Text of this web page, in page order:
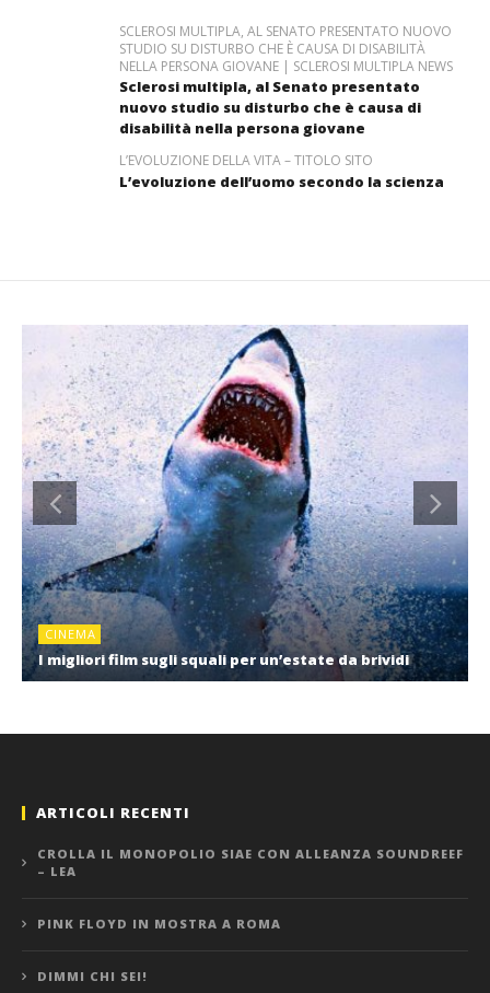
SCLEROSI MULTIPLA, AL SENATO PRESENTATO NUOVO
STUDIO SU DISTURBO CHE È CAUSA DI DISABILITÀ
NELLA PERSONA GIOVANE | SCLEROSI MULTIPLA NEWS
Sclerosi multipla, al Senato presentato
nuovo studio su disturbo che è causa di
disabilità nella persona giovane
L’EVOLUZIONE DELLA VITA – TITOLO SITO
L’evoluzione dell’uomo secondo la scienza
CINEMA
I migliori film sugli squali per un’estate da brividi
ARTICOLI RECENTI
CROLLA IL MONOPOLIO SIAE CON ALLEANZA SOUNDREEF
– LEA
PINK FLOYD IN MOSTRA A ROMA
DIMMI CHI SEI!